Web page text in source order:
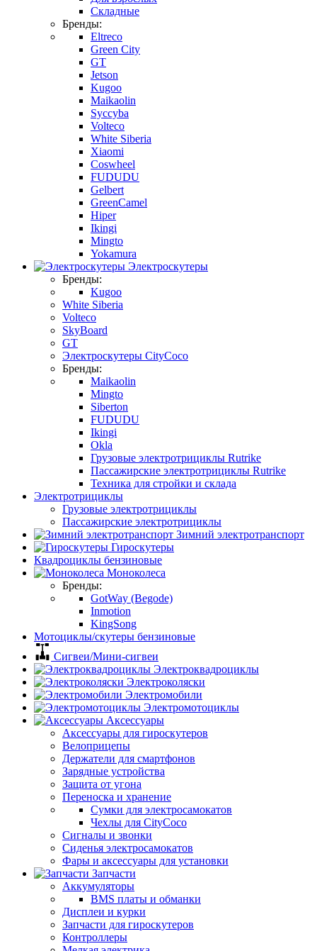
Складные
Бренды:
Eltreco
Green City
GT
Jetson
Kugoo
Maikaolin
Syccyba
Volteco
White Siberia
Xiaomi
Coswheel
FUDUDU
Gelbert
GreenCamel
Hiper
Ikingi
Mingto
Yokamura
Электроскутеры
Бренды:
Kugoo
White Siberia
Volteco
SkyBoard
GT
Электроскутеры CityCoco
Бренды:
Maikaolin
Mingto
Siberton
FUDUDU
Ikingi
Okla
Грузовые электротрициклы Rutrike
Пассажирские электротрициклы Rutrike
Техника для стройки и склада
Электротрициклы
Грузовые электротрициклы
Пассажирские электротрициклы
Зимний электротранспорт
Гироскутеры
Квадроциклы бензиновые
Моноколеса
Бренды:
GotWay (Begode)
Inmotion
KingSong
Мотоциклы/скутеры бензиновые
Сигвеи/Мини-сигвеи
Электроквадроциклы
Электроколяски
Электромобили
Электромотоциклы
Аксессуары
Аксессуары для гироскутеров
Велоприцепы
Держатели для смартфонов
Зарядные устройства
Защита от угона
Переноска и хранение
Сумки для электросамокатов
Чехлы для CityCoco
Сигналы и звонки
Сиденья электросамокатов
Фары и аксессуары для установки
Запчасти
Аккумуляторы
BMS платы и обманки
Дисплеи и курки
Запчасти для гироскутеров
Контроллеры